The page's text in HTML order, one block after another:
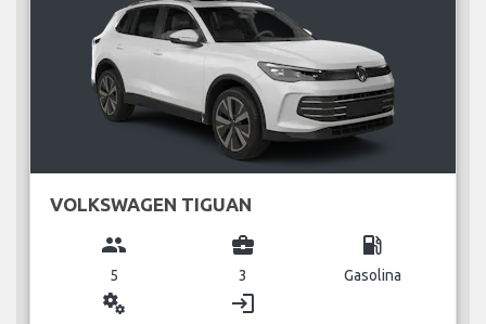
VOLKSWAGEN TIGUAN
group
5
business_center
3
local_gas_station
Gasolina
miscellaneous_services login